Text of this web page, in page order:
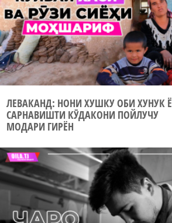
ЛЕВАКАНД: НОНИ ХУШКУ ОБИ ХУНУК Ё
САРНАВИШТИ КӮДАКОНИ ПОЙЛУЧУ
МОДАРИ ГИРЁН